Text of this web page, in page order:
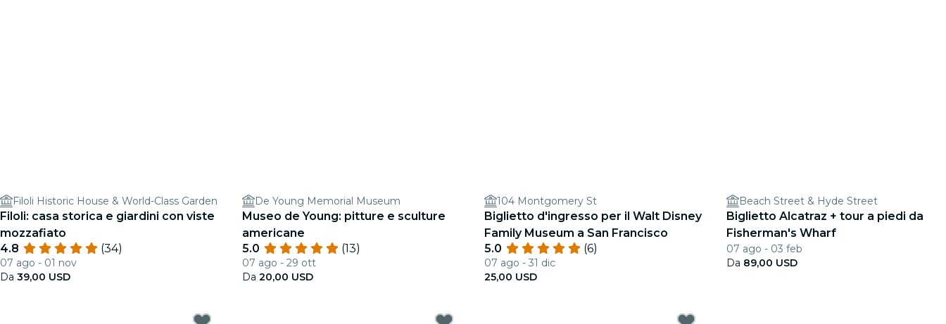
Filoli Historic House & World-Class Garden
Filoli: casa storica e giardini con viste
mozzafiato
4.8
(34)
07 ago - 01 nov
Da 39,00 USD
De Young Memorial Museum
Museo de Young: pitture e sculture
americane
5.0
(13)
07 ago - 29 ott
Da 20,00 USD
104 Montgomery St
Biglietto d'ingresso per il Walt Disney
Family Museum a San Francisco
5.0
(6)
07 ago - 31 dic
25,00 USD
Beach Street & Hyde Street
Biglietto Alcatraz + tour a piedi da
Fisherman's Wharf
07 ago - 03 feb
Da 89,00 USD